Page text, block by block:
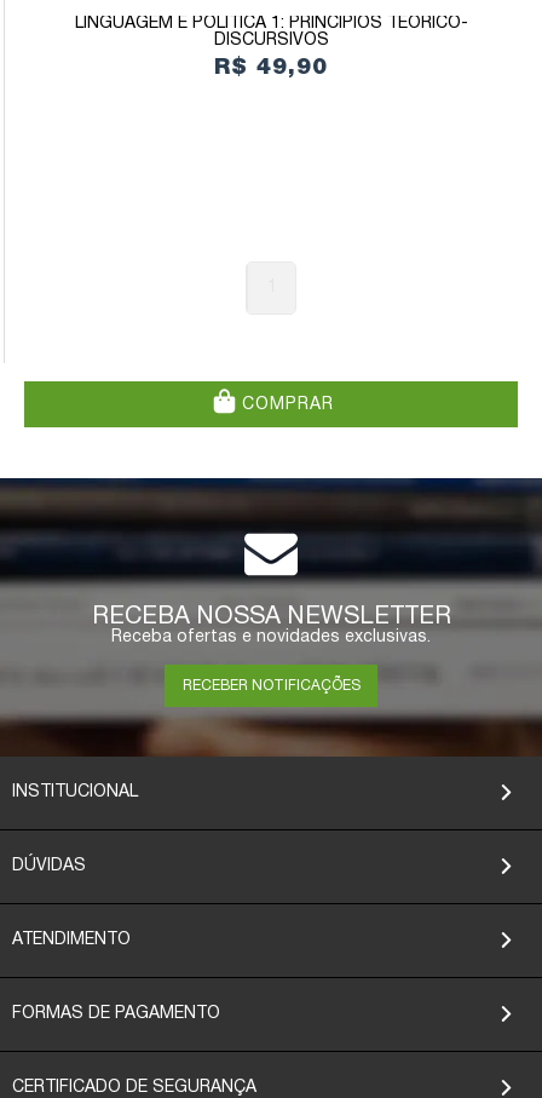
LINGUAGEM E POLÍTICA 1: PRINCÍPIOS TEÓRICO-
DISCURSIVOS
R$ 49,90
COMPRAR
RECEBA NOSSA NEWSLETTER
Receba ofertas e novidades exclusivas.
RECEBER NOTIFICAÇÕES
INSTITUCIONAL
DÚVIDAS
ATENDIMENTO
FORMAS DE PAGAMENTO
CERTIFICADO DE SEGURANÇA